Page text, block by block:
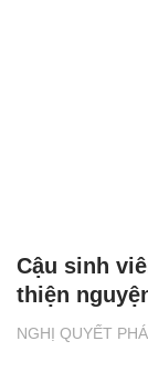
NGHỊ QUYẾT
Cậu sinh
thiện